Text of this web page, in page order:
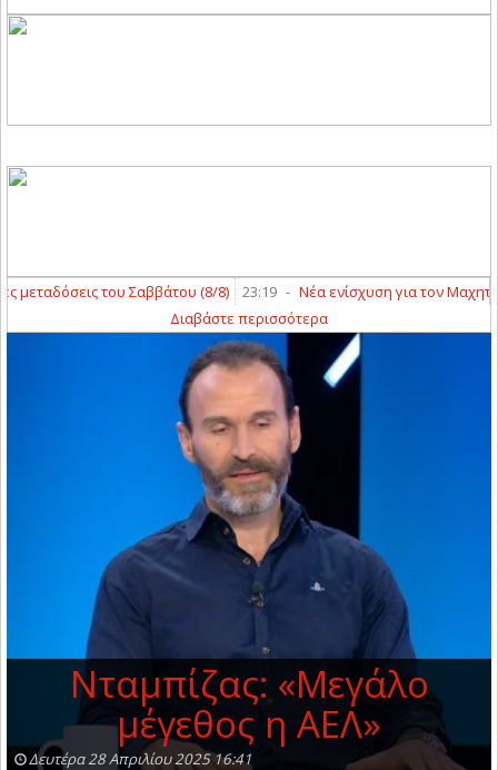
του Σαββάτου (8/8) 23:19 - Νέα ενίσχυση για τον Μαχητή
Διαβάστε περισσότερα
Νταμπίζας: «Μεγάλο
μέγεθος η ΑΕΛ»
Δευτέρα 28 Απριλίου 2025 16:41